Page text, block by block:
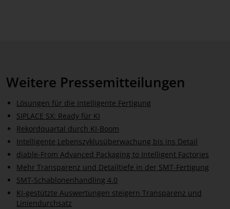
Weitere Pressemitteilungen
Lösungen für die intelligente Fertigung
SIPLACE SX: Ready für KI
Rekordquartal durch KI-Boom
Intelligente Lebenszyklusüberwachung bis ins Detail
diable-From Advanced Packaging to Intelligent Factories
Mehr Transparenz und Detailtiefe in der SMT-Fertigung
SMT-Schablonenhandling 4.0
KI-gestützte Auswertungen steigern Transparenz und
Liniendurchsatz